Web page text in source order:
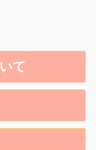
て